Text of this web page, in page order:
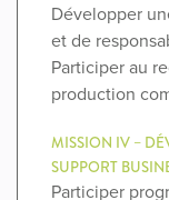
Développer
et de
Participer au
production
MISSION IV –
SUPPORT
Participer